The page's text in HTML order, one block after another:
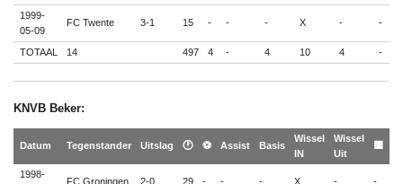
1999-
05-09
FC Twente 3-1 15 - - - X - -
TOTAAL 14 497 4 - 4 10 4 -
KNVB Beker:
Datum Tegenstander Uitslag 🕐 ⚽ Assist Basis
Wissel
IN
Wissel
Uit
🟨
1998-
FC Groningen 2-0 29 - - - X - -